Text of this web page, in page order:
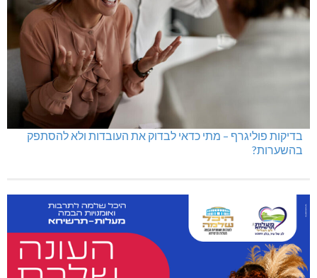
בדיקות פוליגרף – מתי כדאי לבדוק את העובדות ולא להסתפק
בהשערות?